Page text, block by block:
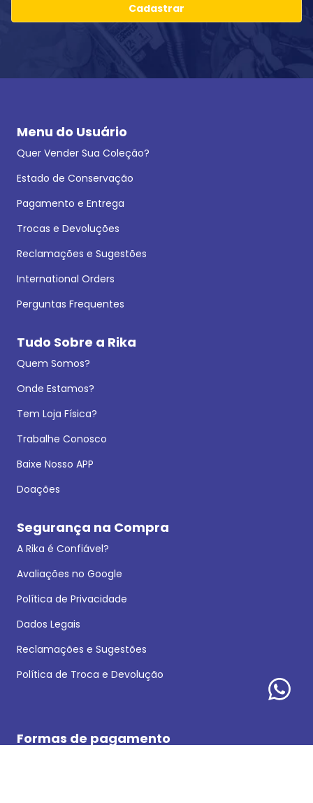
Cadastrar
Menu do Usuário
Quer Vender Sua Coleção?
Estado de Conservação
Pagamento e Entrega
Trocas e Devoluções
Reclamações e Sugestões
International Orders
Perguntas Frequentes
Tudo Sobre a Rika
Quem Somos?
Onde Estamos?
Tem Loja Física?
Trabalhe Conosco
Baixe Nosso APP
Doações
Segurança na Compra
A Rika é Confiável?
Avaliações no Google
Política de Privacidade
Dados Legais
Reclamações e Sugestões
Política de Troca e Devolução
Formas de pagamento